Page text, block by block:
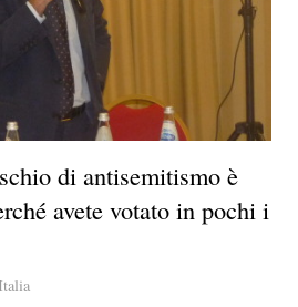
di antisemitismo è
avete votato in pochi i